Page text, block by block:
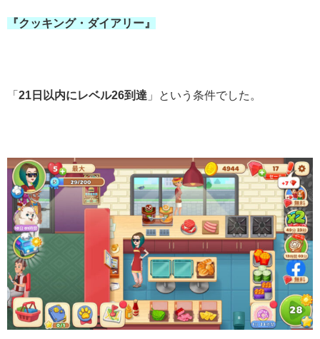
『クッキング・ダイアリー』
「 21日以内にレベル26到達 」という条件でした。